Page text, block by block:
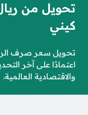
تحويل من
كيني
تحويل سعر صرف
اعتمادًا على آخر
والاقتصادية العالمية.